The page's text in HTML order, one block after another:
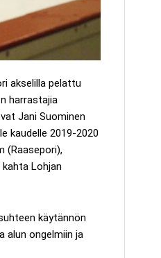
akselilla pelattu
harrastajia
Jani Suominen
kaudelle 2019-2020
(Raasepori),
Lohjan
käytännön
alun ongelmiin ja